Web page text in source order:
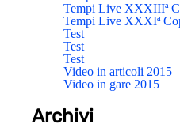
Tempi Live XXXIIIª
Tempi Live XXXIª
Test
Test
Test
Video in articoli 2015
Video in gare 2015
Archivi